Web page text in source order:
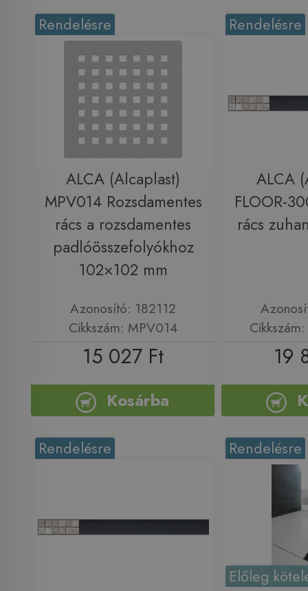
Rendelésre
ALCA (Alcaplast)
MPV014 Rozsdamentes
rács a rozsdamentes
padlóösszefolyókhoz
102×102 mm
Azonosító: 182112
Cikkszám: MPV014
15 027 Ft
Kosárba
Rendelésre
ALCA
FLOOR-
rács
19
Rendelésre Rendelésre
Előleg